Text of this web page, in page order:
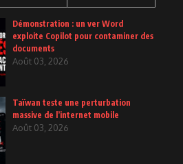
Démonstration : un ver Word
exploite Copilot pour contaminer des
documents
Août 03, 2026
Taïwan teste une perturbation
massive de l’internet mobile
Août 03, 2026